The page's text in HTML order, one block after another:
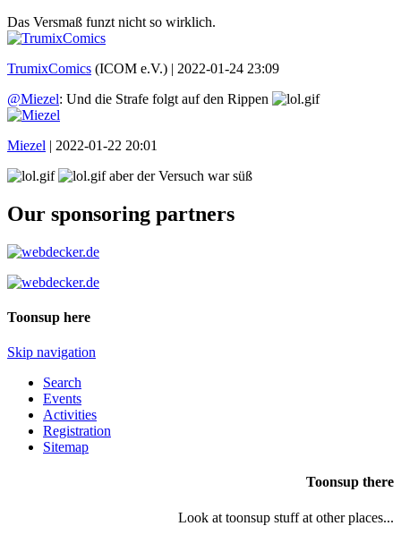
Das Versmaß funzt nicht so wirklich.
TrumixComics (ICOM e.V.) | 2022-01-24 23:09
@Miezel: Und die Strafe folgt auf den Rippen
Miezel | 2022-01-22 20:01
aber der Versuch war süß
Our sponsoring partners
Toonsup here
Skip navigation
Search
Events
Activities
Registration
Sitemap
Toonsup there
Look at toonsup stuff at other places...